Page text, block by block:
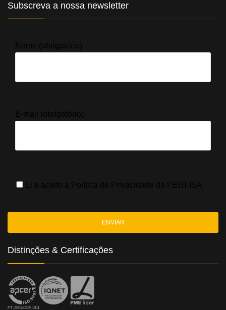
Subscreva a nossa newsletter
Distinções & Certificações
PT-2003/CEP.1911